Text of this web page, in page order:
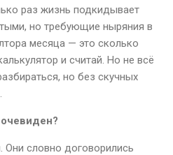
раз жизнь подкидывает
но требующие ныряния в
месяца — это сколько
и считай. Но не всё
но без скучных
словно договорились